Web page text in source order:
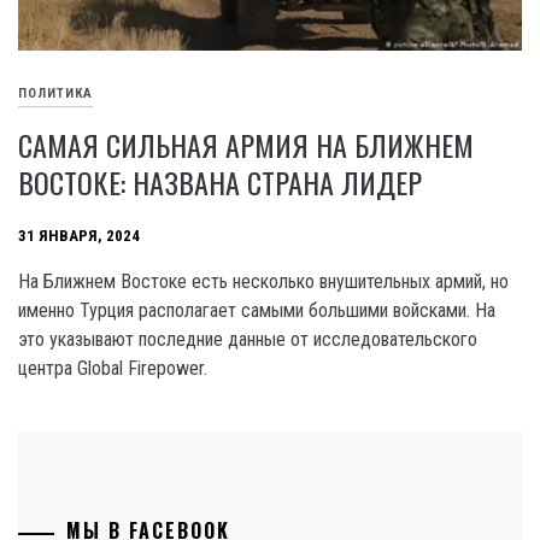
ПОЛИТИКА
САМАЯ СИЛЬНАЯ АРМИЯ НА БЛИЖНЕМ
ВОСТОКЕ: НАЗВАНА СТРАНА ЛИДЕР
31 ЯНВАРЯ, 2024
На Ближнем Востоке есть несколько внушительных армий, но
именно Турция располагает самыми большими войсками. На
это указывают последние данные от исследовательского
центра Global Firepower.
МЫ В FACEBOOK